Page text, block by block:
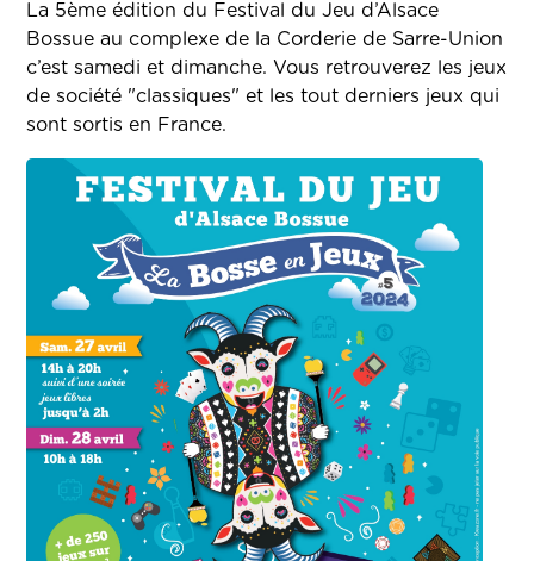
La 5ème édition du Festival du Jeu d’Alsace
Bossue au complexe de la Corderie de Sarre-Union
c’est samedi et dimanche. Vous retrouverez les jeux
de société "classiques" et les tout derniers jeux qui
sont sortis en France.